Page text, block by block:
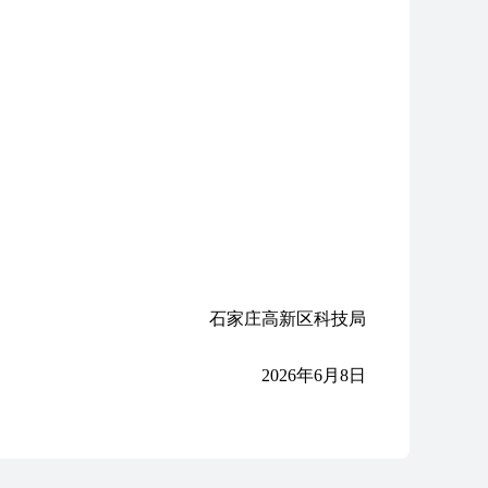
石家庄高新区科技局
2026年6月8日